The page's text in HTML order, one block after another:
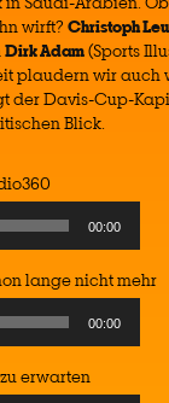
wirft? Christoph
Dirk Adam(Sports
plaudern wir auch
der Davis-Cup-
Blick.
00:00
lange nicht mehr
00:00
erwarten